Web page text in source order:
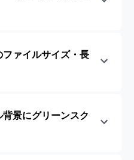
ァイルサイズ・長
景にグリーンスク